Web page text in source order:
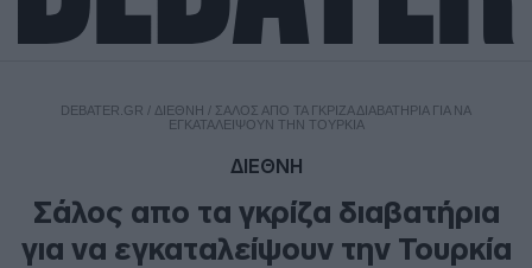
DEBATER.GR / ΔΙΕΘΝΗ / ΣΆΛΟΣ ΑΠΟ ΤΑ ΓΚΡΊΖΑ ΔΙΑΒΑΤΉΡΙΑ ΓΙΑ ΝΑ
ΕΓΚΑΤΑΛΕΊΨΟΥΝ ΤΗΝ ΤΟΥΡΚΊΑ
ΔΙΕΘΝΗ
Σάλος απο τα γκρίζα διαβατήρια
για να εγκαταλείψουν την Τουρκία